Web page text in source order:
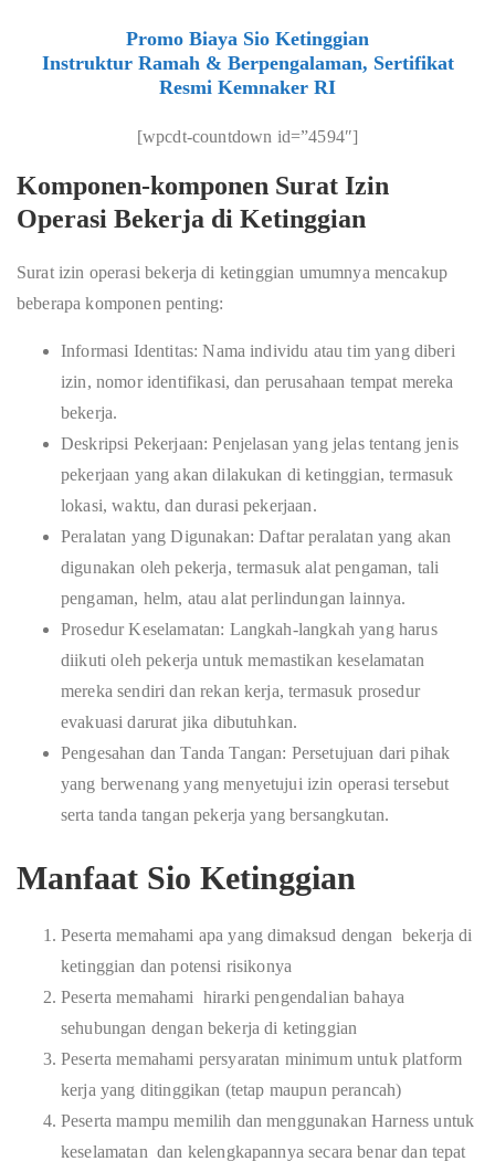
Promo Biaya Sio Ketinggian
Instruktur Ramah & Berpengalaman, Sertifikat
Resmi Kemnaker RI
[wpcdt-countdown id=”4594″]
Komponen-komponen Surat Izin
Operasi Bekerja di Ketinggian
Surat izin operasi bekerja di ketinggian umumnya mencakup
beberapa komponen penting:
Informasi Identitas: Nama individu atau tim yang diberi
izin, nomor identifikasi, dan perusahaan tempat mereka
bekerja.
Deskripsi Pekerjaan: Penjelasan yang jelas tentang jenis
pekerjaan yang akan dilakukan di ketinggian, termasuk
lokasi, waktu, dan durasi pekerjaan.
Peralatan yang Digunakan: Daftar peralatan yang akan
digunakan oleh pekerja, termasuk alat pengaman, tali
pengaman, helm, atau alat perlindungan lainnya.
Prosedur Keselamatan: Langkah-langkah yang harus
diikuti oleh pekerja untuk memastikan keselamatan
mereka sendiri dan rekan kerja, termasuk prosedur
evakuasi darurat jika dibutuhkan.
Pengesahan dan Tanda Tangan: Persetujuan dari pihak
yang berwenang yang menyetujui izin operasi tersebut
serta tanda tangan pekerja yang bersangkutan.
Manfaat Sio Ketinggian
Peserta memahami apa yang dimaksud dengan bekerja di
ketinggian dan potensi risikonya
Peserta memahami hirarki pengendalian bahaya
sehubungan dengan bekerja di ketinggian
Peserta memahami persyaratan minimum untuk platform
kerja yang ditinggikan (tetap maupun perancah)
Peserta mampu memilih dan menggunakan Harness untuk
keselamatan dan kelengkapannya secara benar dan tepat